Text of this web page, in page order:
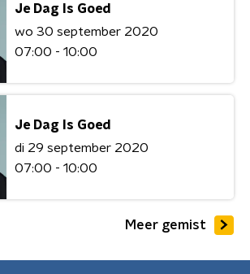
Je Dag Is Goed
wo 30 september 2020
07:00 - 10:00
Je Dag Is Goed
di 29 september 2020
07:00 - 10:00
Meer gemist